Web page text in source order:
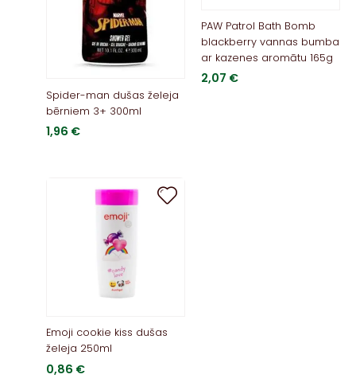
Spider-man dušas želeja
bērniem 3+ 300ml
1,96 €
PAW Patrol Bath Bomb
blackberry vannas bumba
ar kazenes aromātu 165g
2,07 €
Emoji cookie kiss dušas
želeja 250ml
0,86 €